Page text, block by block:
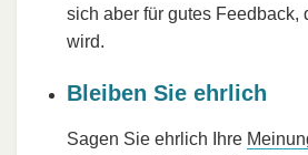
sich aber für gutes Feedback,
wird.
Bleiben Sie ehrlich
Sagen Sie ehrlich Ihre